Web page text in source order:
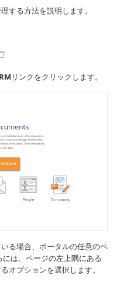
する方法を説明します。
リンクをクリックします。
る場合、ポータルの任意のペ
は、ページの左上隅にある
オプションを選択します。